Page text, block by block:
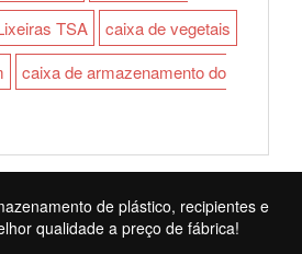
TSA
caixa de vegetais
caixa de armazenamento do
de plástico, recipientes e
qualidade a preço de fábrica!